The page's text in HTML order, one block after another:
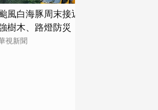
風白海豚周末接近 北市公園處：已加
樹木、路燈防災
視新聞